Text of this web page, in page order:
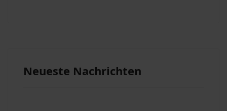
Neueste Nachrichten